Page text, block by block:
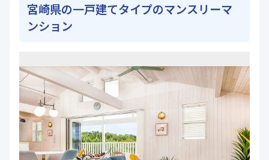
宮崎県の一戸建てタイプのマンスリーマ
ンション